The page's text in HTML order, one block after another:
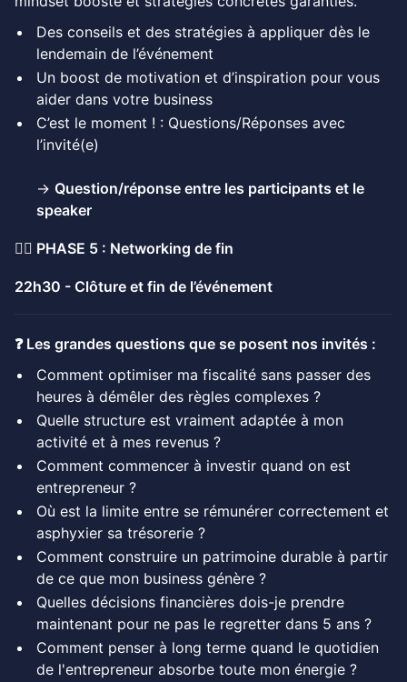
Des conseils et des stratégies à appliquer dès le
lendemain de l’événement
Un boost de motivation et d’inspiration pour vous
aider dans votre business
C’est le moment ! : Questions/Réponses avec
l’invité(e)
→ Question/réponse entre les participants et le
speaker
👉🏻 PHASE 5 : Networking de fin
22h30 - Clôture et fin de l’événement
❓ Les grandes questions que se posent nos invités :
Comment optimiser ma fiscalité sans passer des
heures à démêler des règles complexes ?
Quelle structure est vraiment adaptée à mon
activité et à mes revenus ?
Comment commencer à investir quand on est
entrepreneur ?
Où est la limite entre se rémunérer correctement et
asphyxier sa trésorerie ?
Comment construire un patrimoine durable à partir
de ce que mon business génère ?
Quelles décisions financières dois-je prendre
maintenant pour ne pas le regretter dans 5 ans ?
Comment penser à long terme quand le quotidien
de l'entrepreneur absorbe toute mon énergie ?